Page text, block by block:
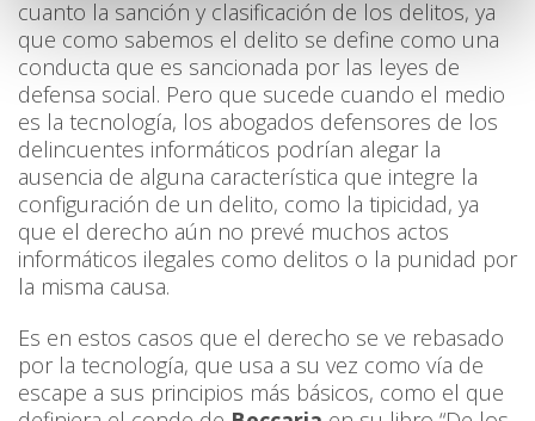
cuanto la sanción y clasificación de los delitos, ya
que como sabemos el delito se define como una
conducta que es sancionada por las leyes de
defensa social. Pero que sucede cuando el medio
es la tecnología, los abogados defensores de los
delincuentes informáticos podrían alegar la
ausencia de alguna característica que integre la
configuración de un delito, como la tipicidad, ya
que el derecho aún no prevé muchos actos
informáticos ilegales como delitos o la punidad por
la misma causa.
Es en estos casos que el derecho se ve rebasado
por la tecnología, que usa a su vez como vía de
escape a sus principios más básicos, como el que